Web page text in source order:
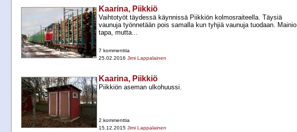
Kaarina, Piikkiö
Vaihtotyöt täydessä käynnissä Piikkiön kolmosraiteella. Täysiä
vaunuja työnnetään pois samalla kun tyhjiä vaunuja tuodaan. Mainio
tapa, mutta...
7 kommenttia
25.02.2016 Jimi Lappalainen
Kaarina, Piikkiö
Piikkiön aseman ulkohuussi.
2 kommenttia
15.12.2015 Jimi Lappalainen